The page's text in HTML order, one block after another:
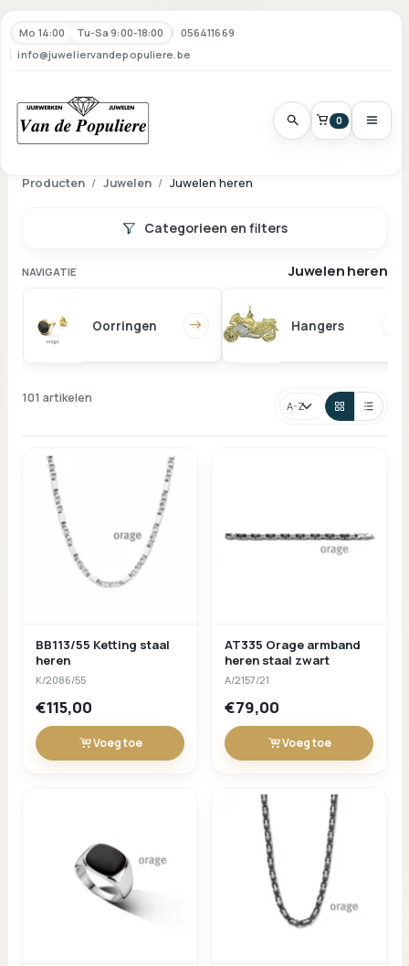
Mo 14:00 Tu-Sa 9:00-18:00
056411669
info@juweliervandepopuliere.be
0
Producten Juwelen Juwelen heren
Categorieen en filters
NAVIGATIE Juwelen heren
Oorringen Hangers
101 artikelen
Sorteren
BB113/55 Ketting staal
heren
K/2086/55
€115,00
Voeg toe
AT335 Orage armband
heren staal zwart
A/2157/21
€79,00
Voeg toe